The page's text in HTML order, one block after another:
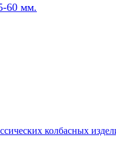
60 мм.